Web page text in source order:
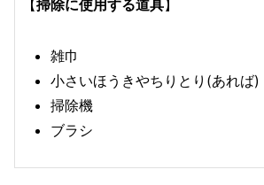
【掃除に使用する道具】
雑巾
小さいほうきやちりとり(あれば)
掃除機
ブラシ